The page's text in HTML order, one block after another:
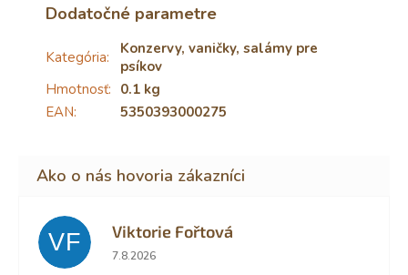
Dodatočné parametre
Kategória:
Konzervy, vaničky, salámy pre
psíkov
Hmotnosť: 0.1 kg
EAN: 5350393000275
VF Viktorie Fořtová
Hodnotenie obchodu je 2 z 5 hviezdičiek.
7.8.2026